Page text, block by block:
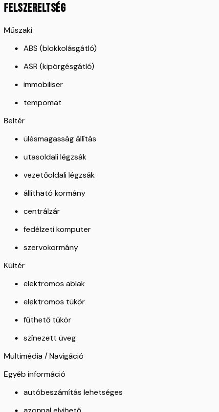
FELSZERELTSÉG
Műszaki
ABS (blokkolásgátló)
ASR (kipörgésgátló)
immobiliser
tempomat
Beltér
ülésmagasság állítás
utasoldali légzsák
vezetőoldali légzsák
állítható kormány
centrálzár
fedélzeti komputer
szervokormány
Kültér
elektromos ablak
elektromos tükör
fűthető tükör
színezett üveg
Multimédia / Navigáció
Egyéb információ
autóbeszámítás lehetséges